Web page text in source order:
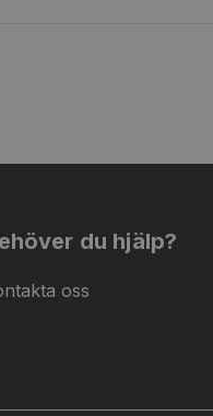
du hjälp?
oss